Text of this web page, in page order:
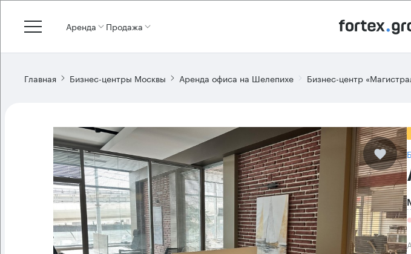
Аренда Продажа
Главная Бизнес-центры Москвы Аренда офиса на Шелепихе Бизнес-центр